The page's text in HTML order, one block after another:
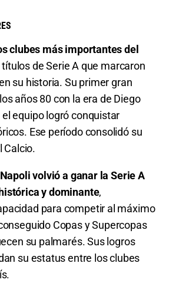
S/ 13,70 S/ 3,70
S/ 12
S/ 10,90 S/ 0,90
1.5
clubes más importantes del
títulos de Serie A que marcaron
su historia. Su primer gran
años 80 con la era de Diego
equipo logró conquistar
Ese período consolidó su
Calcio.
Napoli volvió a ganar la Serie A
y dominante,
para competir al máximo
Copas y Supercopas
su palmarés. Sus logros
su estatus entre los clubes